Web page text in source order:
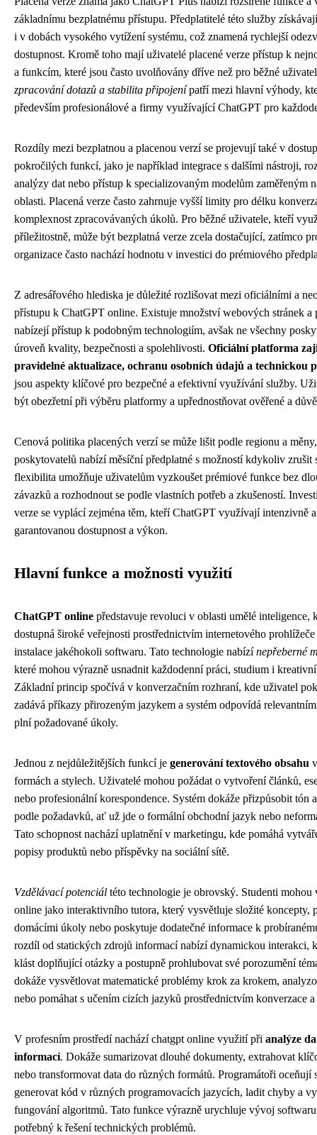
základnímu bezplatnému přístupu. Předplatitelé této služby
i v dobách vysokého vytížení systému, což znamená rychlejší
dostupnost. Kromě toho mají uživatelé placené verze přístup k
a funkcím, které jsou často uvolňovány dříve než pro běžné
zpracování dotazů a stabilita připojenípatří mezi hlavní výhody,
především profesionálové a firmy využívající ChatGPT pro
Rozdíly mezi bezplatnou a placenou verzí se projevují také v
pokročilých funkcí, jako je například integrace s dalšími nástroji,
analýzy dat nebo přístup k specializovaným modelům zaměřeným
oblasti. Placená verze často zahrnuje vyšší limity pro délku
komplexnost zpracovávaných úkolů. Pro běžné uživatele, kteří
příležitostně, může být bezplatná verze zcela dostačující, zatímco
organizace často nachází hodnotu v investici do prémiového
Z adresářového hlediska je důležité rozlišovat mezi oficiálními a
přístupu k ChatGPT online. Existuje množství webových stránek a
nabízejí přístup k podobným technologiím, avšak ne všechny
úroveň kvality, bezpečnosti a spolehlivosti. Oficiální platforma
pravidelné aktualizace, ochranu osobních údajů a technickou
jsou aspekty klíčové pro bezpečné a efektivní využívání služby.
být obezřetní při výběru platformy a upřednostňovat ověřené a
Cenová politika placených verzí se může lišit podle regionu a
poskytovatelů nabízí měsíční předplatné s možností kdykoliv zrušit
flexibilita umožňuje uživatelům vyzkoušet prémiové funkce bez
závazků a rozhodnout se podle vlastních potřeb a zkušeností.
verze se vyplácí zejména těm, kteří ChatGPT využívají intenzivně
garantovanou dostupnost a výkon.
Hlavní funkce a možnosti využití
ChatGPT online představuje revoluci v oblasti umělé inteligence,
dostupná široké veřejnosti prostřednictvím internetového
instalace jakéhokoli softwaru. Tato technologie nabízínepřeberné
které mohou výrazně usnadnit každodenní práci, studium i
Základní princip spočívá v konverzačním rozhraní, kde uživatel
zadává příkazy přirozeným jazykem a systém odpovídá
plní požadované úkoly.
Jednou z nejdůležitějších funkcí je generování textového obsahu
formách a stylech. Uživatelé mohou požádat o vytvoření článků,
nebo profesionální korespondence. Systém dokáže přizpůsobit tón
podle požadavků, ať už jde o formální obchodní jazyk nebo
Tato schopnost nachází uplatnění v marketingu, kde pomáhá
popisy produktů nebo příspěvky na sociální sítě.
Vzdělávací potenciál této technologie je obrovský. Studenti mohou
online jako interaktivního tutora, který vysvětluje složité koncepty,
domácími úkoly nebo poskytuje dodatečné informace k
rozdíl od statických zdrojů informací nabízí dynamickou interakci,
klást doplňující otázky a postupně prohlubovat své porozumění
dokáže vysvětlovat matematické problémy krok za krokem,
nebo pomáhat s učením cizích jazyků prostřednictvím konverzace
V profesním prostředí nachází chatgpt online využití při analýze
informací. Dokáže sumarizovat dlouhé dokumenty, extrahovat
nebo transformovat data do různých formátů. Programátoři oceňují
generovat kód v různých programovacích jazycích, ladit chyby a
fungování algoritmů. Tato funkce výrazně urychluje vývoj softwaru
potřebný k řešení technických problémů.